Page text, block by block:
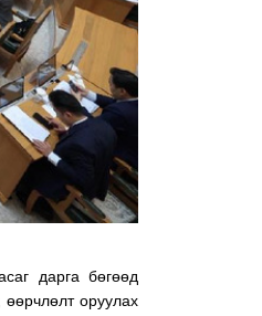
дарга бөгөөд
оруулах